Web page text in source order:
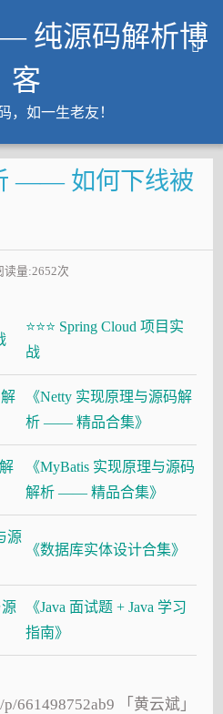
纯源码解析博
客
，如一生老友！
—— 如何下线被
读量:2652次
⭐⭐⭐ Spring Cloud 项目实
战
《Netty 实现原理与源码解
析 —— 精品合集》
《MyBatis 实现原理与源码
解析 —— 精品合集》
源
《数据库实体设计合集》
《Java 面试题 + Java 学习
指南》
661498752ab9 「黄云斌」